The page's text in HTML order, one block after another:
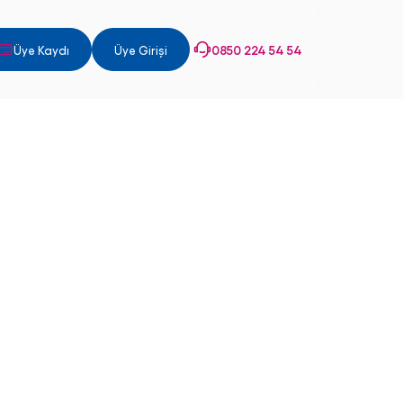
Üye Kaydı Üye Girişi 0850 224 54 54